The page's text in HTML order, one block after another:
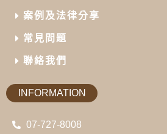
案例及法律分享
常見問題
聯絡我們
INFORMATION
07-727-8008